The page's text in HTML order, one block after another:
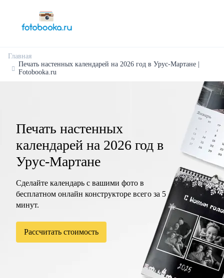
Главная
Печать настенных календарей на 2026 год в Урус-Мартане |
Fotobooka.ru
Печать настенных
календарей на 2026 год в
Урус-Мартане
Сделайте календарь с вашими фото в
бесплатном онлайн конструкторе всего за 5
минут.
Рассчитать стоимость